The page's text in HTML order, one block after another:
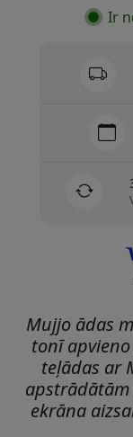
Ir
Mujjo ādas
tonī
teļādas ar
ekrāna